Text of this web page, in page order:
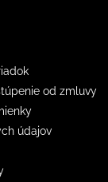
od zmluvy
údajov